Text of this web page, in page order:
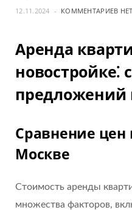
12.11.2024 КОММЕНТАРИЕВ НЕТ
Аренда
новостройке⁚
предложений
Сравнение цен
Москве
Стоимость аренды
множества факторов,